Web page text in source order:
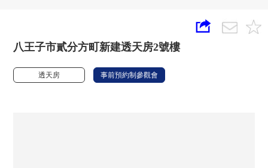
八王子市貳分方町新建透天房2號樓
透天房 事前預約制參觀會